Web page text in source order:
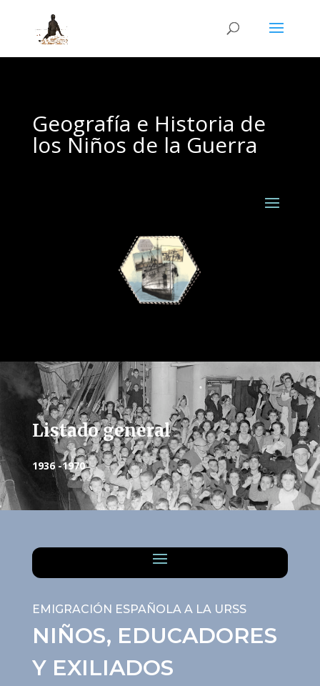
Geografía e Historia de
los Niños de la Guerra
Listado general
1936 -1970
EMIGRACIÓN ESPAÑOLA A LA URSS
NIÑOS, EDUCADORES
Y EXILIADOS